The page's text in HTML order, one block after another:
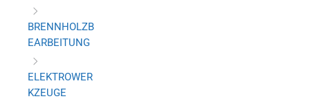
BRENNHOLZB
EARBEITUNG
ELEKTROWER
KZEUGE